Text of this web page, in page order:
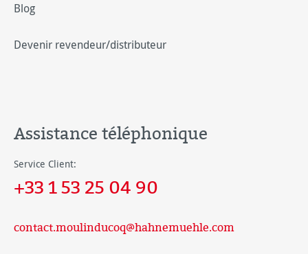
Blog
Devenir revendeur/distributeur
Assistance téléphonique
Service Client:
+33 1 53 25 04 90
contact.moulinducoq@hahnemuehle.com